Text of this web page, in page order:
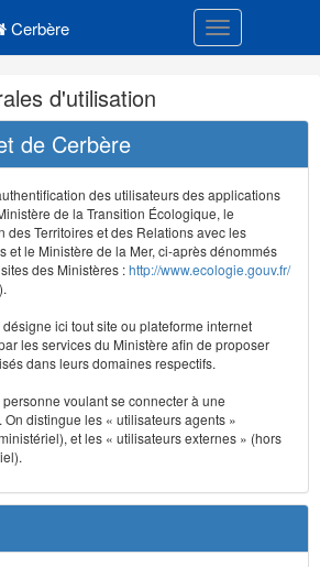
Cerbère Toggle
d'utilisation
de Cerbère
des utilisateurs des applications
de la Transition Écologique, le
des Territoires et des Relations avec les
et le Ministère de la Mer, ci-après dénommés
des Ministères :http://www.ecologie.gouv.fr/
).
ici tout site ou plateforme internet
les services du Ministère afin de proposer
dans leurs domaines respectifs.
voulant se connecter à une
distingue les « utilisateurs agents »
et les « utilisateurs externes » (hors